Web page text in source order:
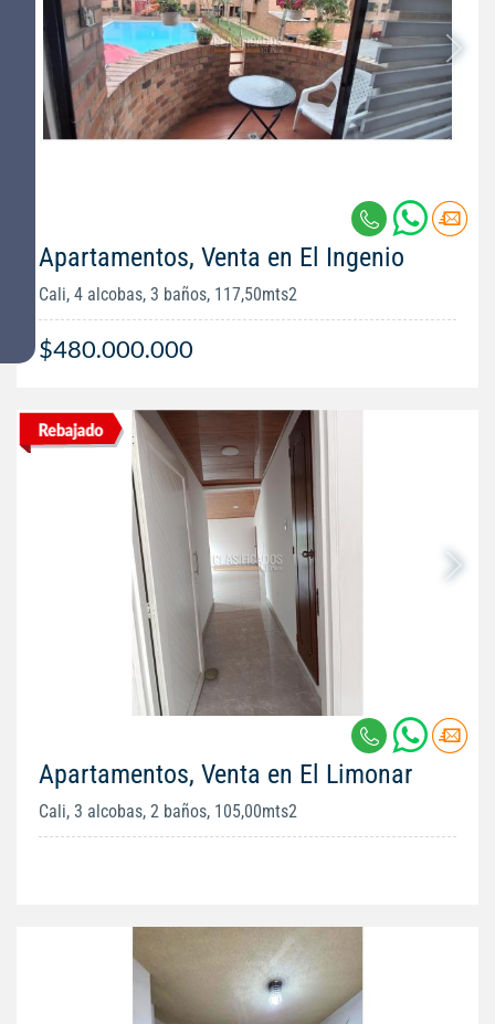
Apartamentos, Venta en El Ingenio
Cali, 4 alcobas, 3 baños, 117,50mts2
$480.000.000
Apartamentos, Venta en El Limonar
Cali, 3 alcobas, 2 baños, 105,00mts2